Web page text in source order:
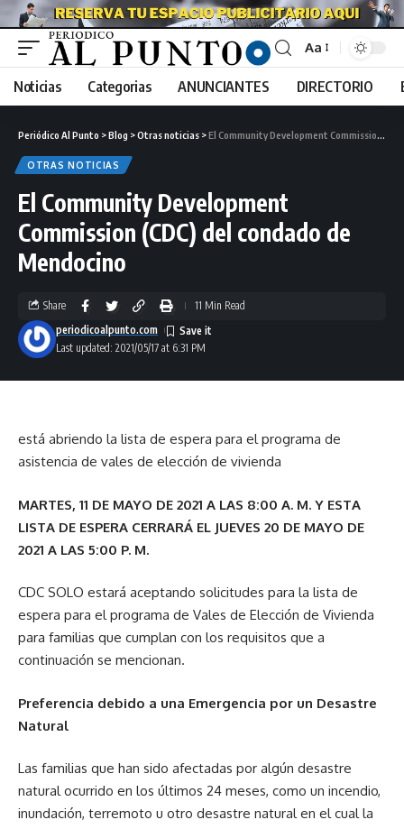
Aa
Noticias Categorias ANUNCIANTES DIRECTORIO
Periódico Al Punto >Blog >Otras noticias >El Community Development Commission (CDC) del condado de Mendocino
OTRAS NOTICIAS
El Community Development
Commission (CDC) del condado de
Mendocino
Last updated: 2021/05/17 at 6:31 PM
periodicoalpunto.com
Share 11 Min Read
está abriendo la lista de espera para el programa de
asistencia de vales de elección de vivienda
MARTES, 11 DE MAYO DE 2021 A LAS 8:00 A. M. Y ESTA
LISTA DE ESPERA CERRARÁ EL JUEVES 20 DE MAYO DE
2021 A LAS 5:00 P. M.
CDC SOLO estará aceptando solicitudes para la lista de
espera para el programa de Vales de Elección de Vivienda
para familias que cumplan con los requisitos que a
continuación se mencionan.
Preferencia debido a una Emergencia por un Desastre
Natural
Las familias que han sido afectadas por algún desastre
natural ocurrido en los últimos 24 meses, como un incendio,
inundación, terremoto u otro desastre natural en el cual la